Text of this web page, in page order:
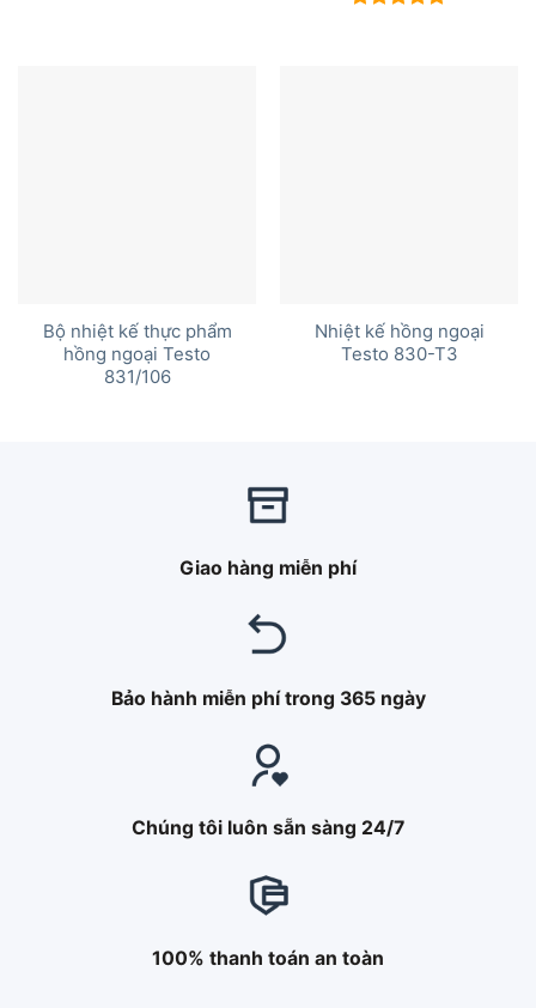
Bộ nhiệt kế thực phẩm
hồng ngoại Testo
831/106
Nhiệt kế hồng ngoại
Testo 830-T3
Giao hàng miễn phí
Bảo hành miễn phí trong 365 ngày
Chúng tôi luôn sẵn sàng 24/7
100% thanh toán an toàn